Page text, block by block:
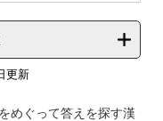
更新
めぐって答えを探す漢